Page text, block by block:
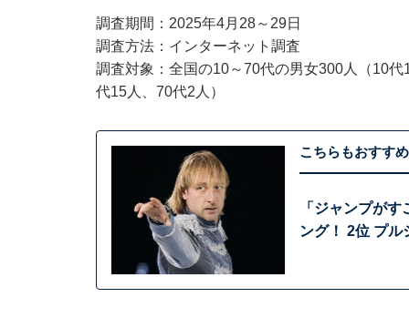
調査期間：2025年4月28～29日
調査方法：インターネット調査
調査対象：全国の10～70代の男女300人（10
代15人、70代2人）
こちらもおすすめ
「ジャンプが
ング！ 2位 プル